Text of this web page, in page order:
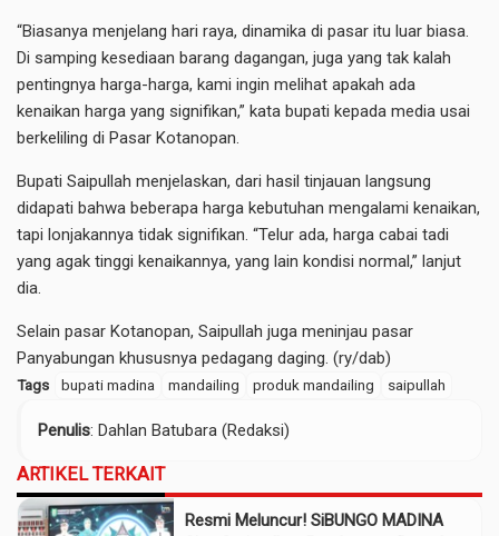
“Biasanya menjelang hari raya, dinamika di pasar itu luar biasa.
Di samping kesediaan barang dagangan, juga yang tak kalah
pentingnya harga-harga, kami ingin melihat apakah ada
kenaikan harga yang signifikan,” kata bupati kepada media usai
berkeliling di Pasar Kotanopan.
Bupati Saipullah menjelaskan, dari hasil tinjauan langsung
didapati bahwa beberapa harga kebutuhan mengalami kenaikan,
tapi lonjakannya tidak signifikan. “Telur ada, harga cabai tadi
yang agak tinggi kenaikannya, yang lain kondisi normal,” lanjut
dia.
Selain pasar Kotanopan, Saipullah juga meninjau pasar
Panyabungan khususnya pedagang daging. (ry/dab)
Tags bupati madina mandailing produk mandailing saipullah
Penulis: Dahlan Batubara (Redaksi)
ARTIKEL TERKAIT
Resmi Meluncur! SiBUNGO MADINA